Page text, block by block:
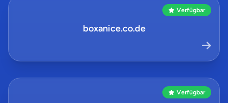
Verfügbar
boxanice.co.de
Verfügbar